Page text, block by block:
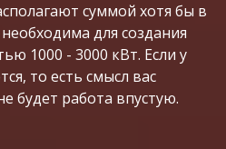
суммой хотя бы в
для создания
1000 - 3000 кВт. Если у
то есть смысл вас
будет работа впустую.